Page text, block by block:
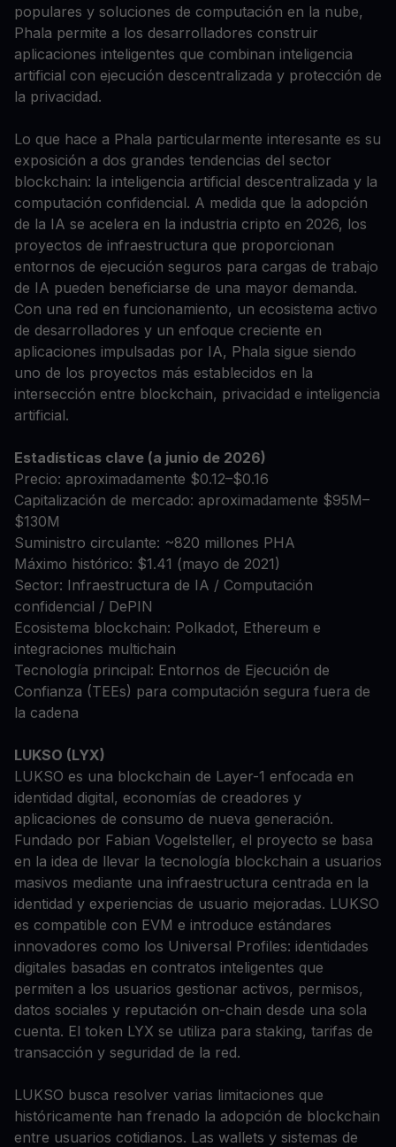
populares y soluciones de computación en la nube,
Phala permite a los desarrolladores construir
aplicaciones inteligentes que combinan inteligencia
artificial con ejecución descentralizada y protección de
la privacidad.
Lo que hace a Phala particularmente interesante es su
exposición a dos grandes tendencias del sector
blockchain: la inteligencia artificial descentralizada y la
computación confidencial. A medida que la adopción
de la IA se acelera en la industria cripto en 2026, los
proyectos de infraestructura que proporcionan
entornos de ejecución seguros para cargas de trabajo
de IA pueden beneficiarse de una mayor demanda.
Con una red en funcionamiento, un ecosistema activo
de desarrolladores y un enfoque creciente en
aplicaciones impulsadas por IA, Phala sigue siendo
uno de los proyectos más establecidos en la
intersección entre blockchain, privacidad e inteligencia
artificial.
Estadísticas clave (a junio de 2026)
Precio: aproximadamente $0.12–$0.16
Capitalización de mercado: aproximadamente $95M–
$130M
Suministro circulante: ~820 millones PHA
Máximo histórico: $1.41 (mayo de 2021)
Sector: Infraestructura de IA / Computación
confidencial / DePIN
Ecosistema blockchain: Polkadot, Ethereum e
integraciones multichain
Tecnología principal: Entornos de Ejecución de
Confianza (TEEs) para computación segura fuera de
la cadena
LUKSO (LYX)
LUKSO es una blockchain de Layer-1 enfocada en
identidad digital, economías de creadores y
aplicaciones de consumo de nueva generación.
Fundado por Fabian Vogelsteller, el proyecto se basa
en la idea de llevar la tecnología blockchain a usuarios
masivos mediante una infraestructura centrada en la
identidad y experiencias de usuario mejoradas. LUKSO
es compatible con EVM e introduce estándares
innovadores como los Universal Profiles: identidades
digitales basadas en contratos inteligentes que
permiten a los usuarios gestionar activos, permisos,
datos sociales y reputación on-chain desde una sola
cuenta. El token LYX se utiliza para staking, tarifas de
transacción y seguridad de la red.
LUKSO busca resolver varias limitaciones que
históricamente han frenado la adopción de blockchain
entre usuarios cotidianos. Las wallets y sistemas de